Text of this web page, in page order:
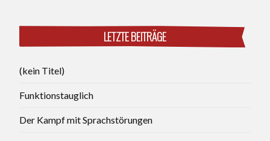
LETZTE BEITRÄGE
(kein Titel)
Funktionstauglich
Der Kampf mit Sprachstörungen